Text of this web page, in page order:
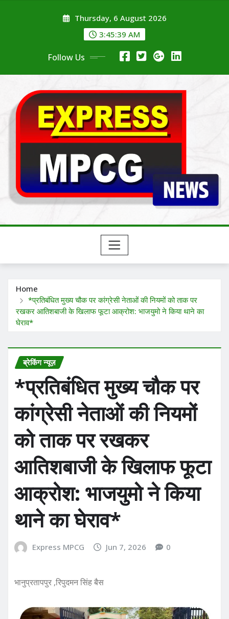
Thursday, 6 August 2026
3:45:40 AM
Follow Us
Home
*प्रतिबंधित मुख्य चौक पर कांग्रेसी नेताओं की नियमों को ताक पर
रखकर आतिशबाजी के खिलाफ फूटा आक्रोश: भाजयुमो ने किया थाने का
घेराव*
ब्रेकिंग न्यूज़
*प्रतिबंधित मुख्य चौक पर
कांग्रेसी नेताओं की नियमों
को ताक पर रखकर
आतिशबाजी के खिलाफ फूटा
आक्रोश: भाजयुमो ने किया
थाने का घेराव*
Express MPCG Jun 7, 2026 0
भानुप्रतापपुर ,रिपुदमन सिंह बैस